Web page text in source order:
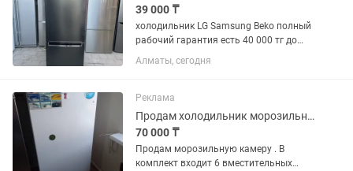
39 000 ₸
холодильник LG Samsung Beko полный
рабочий гарантия есть 40 000 тг до
150 000 тг много сразу
Алматы, сегодня
Реклама
Продам холодильник морозильник
70 000 ₸
Продам морозильную камеру . В
комплект входит 6 вместительных